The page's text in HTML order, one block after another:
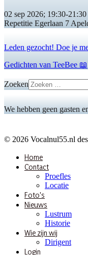
02 sep 2026; 19:30-21:30
Repetitie Egerlaan 7
Leden gezocht! Doe je
Gedichten van TeeBee 📖
Zoeken
We hebben geen gasten
© 2026 Vocalnul55.nl
Home
Contact
Proefles
Locatie
Foto's
Nieuws
Lustrum
Historie
Wie zijn wij
Dirigent
Login